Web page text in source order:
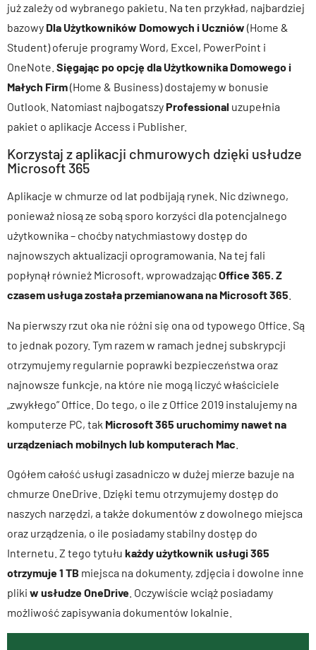
już zależy od wybranego pakietu. Na ten przykład, najbardziej
bazowy Dla Użytkowników Domowych i Uczniów (Home &
Student) oferuje programy Word, Excel, PowerPoint i
OneNote. Sięgając po opcję dla Użytkownika Domowego i
Małych Firm(Home & Business) dostajemy w bonusie
Outlook. Natomiast najbogatszyProfessional uzupełnia
pakiet o aplikacje Access i Publisher.
Korzystaj z aplikacji chmurowych dzięki usłudze
Microsoft 365
Aplikacje w chmurze od lat podbijają rynek. Nic dziwnego,
ponieważ niosą ze sobą sporo korzyści dla potencjalnego
użytkownika – choćby natychmiastowy dostęp do
najnowszych aktualizacji oprogramowania. Na tej fali
popłynął również Microsoft, wprowadzającOffice 365. Z
czasem usługa została przemianowana na Microsoft 365
Na pierwszy rzut oka nie różni się ona od typowego Office. Są
to jednak pozory. Tym razem w ramach jednej subskrypcji
otrzymujemy regularnie poprawki bezpieczeństwa oraz
najnowsze funkcje, na które nie mogą liczyć właściciele
„zwykłego” Office. Do tego, o ile z Office 2019 instalujemy na
komputerze PC, tak Microsoft 365 uruchomimy nawet na
urządzeniach mobilnych lub komputerach Mac
Ogółem całość usługi zasadniczo w dużej mierze bazuje na
chmurze OneDrive. Dzięki temu otrzymujemy dostęp do
naszych narzędzi, a także dokumentów z dowolnego miejsca
oraz urządzenia, o ile posiadamy stabilny dostęp do
Internetu. Z tego tytułu każdy użytkownik usługi 365
otrzymuje 1 TB miejsca na dokumenty, zdjęcia i dowolne inne
pliki w usłudze OneDrive . Oczywiście wciąż posiadamy
możliwość zapisywania dokumentów lokalnie.